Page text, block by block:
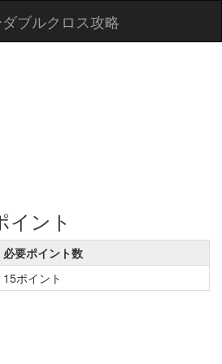
ブルクロス攻略
イント
必要ポイント数
15ポイント